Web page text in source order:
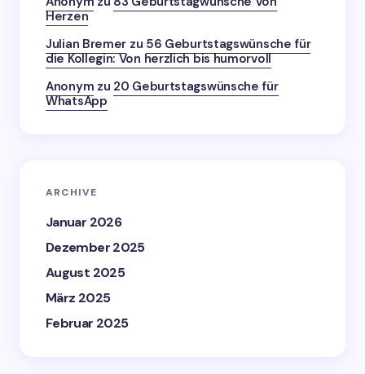
Herzen
Julian Bremer zu 56 Geburtstagswünsche für
die Kollegin: Von herzlich bis humorvoll
Anonym zu 20 Geburtstagswünsche für
WhatsApp
ARCHIVE
Januar 2026
Dezember 2025
August 2025
März 2025
Februar 2025